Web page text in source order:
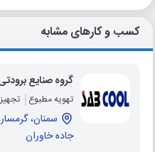
کسب و کارهای مشابه
گروه صنایع
تهویه مطبوع
سمنان،
جاده خاوران